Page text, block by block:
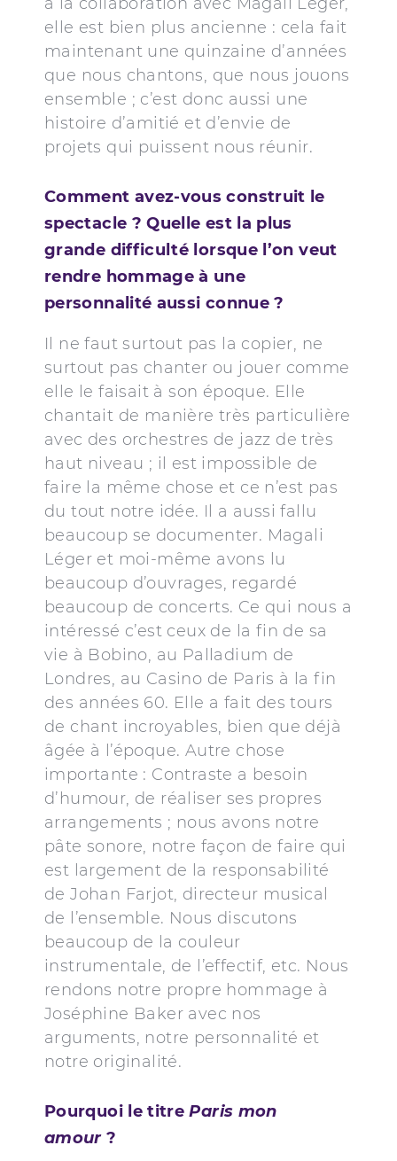
elle est bien plus ancienne : cela fait
maintenant une quinzaine d’années
que nous chantons, que nous jouons
ensemble ; c’est donc aussi une
histoire d’amitié et d’envie de
projets qui puissent nous réunir.
Comment avez-vous construit le
spectacle ? Quelle est la plus
grande difficulté lorsque l’on veut
rendre hommage à une
personnalité aussi connue ?
Il ne faut surtout pas la copier, ne
surtout pas chanter ou jouer comme
elle le faisait à son époque. Elle
chantait de manière très particulière
avec des orchestres de jazz de très
haut niveau ; il est impossible de
faire la même chose et ce n’est pas
du tout notre idée. Il a aussi fallu
beaucoup se documenter. Magali
Léger et moi-même avons lu
beaucoup d’ouvrages, regardé
beaucoup de concerts. Ce qui nous a
intéressé c’est ceux de la fin de sa
vie à Bobino, au Palladium de
Londres, au Casino de Paris à la fin
des années 60. Elle a fait des tours
de chant incroyables, bien que déjà
âgée à l’époque. Autre chose
importante : Contraste a besoin
d’humour, de réaliser ses propres
arrangements ; nous avons notre
pâte sonore, notre façon de faire qui
est largement de la responsabilité
de Johan Farjot, directeur musical
de l’ensemble. Nous discutons
beaucoup de la couleur
instrumentale, de l’effectif, etc. Nous
rendons notre propre hommage à
Joséphine Baker avec nos
arguments, notre personnalité et
notre originalité.
Pourquoi le titreParis mon
amour?